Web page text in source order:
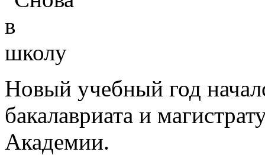
Новый учебный год
бакалавриата и
Академии.